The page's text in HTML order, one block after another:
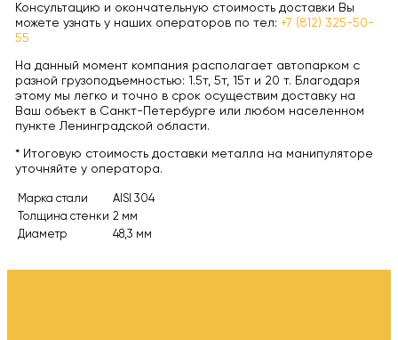
Консультацию и окончательную стоимость доставки Вы
можете узнать у наших операторов по тел: +7 (812) 325-50-
55
На данный момент компания располагает автопарком с
разной грузоподъемностью: 1.5т, 5т, 15т и 20 т. Благодаря
этому мы легко и точно в срок осуществим доставку на
Ваш объект в Санкт-Петербурге или любом населенном
пункте Ленинградской области.
* Итоговую стоимость доставки металла на манипуляторе
уточняйте у оператора.
Марка стали
AISI 304
Толщина стенки 2 мм
Диаметр
48,3 мм